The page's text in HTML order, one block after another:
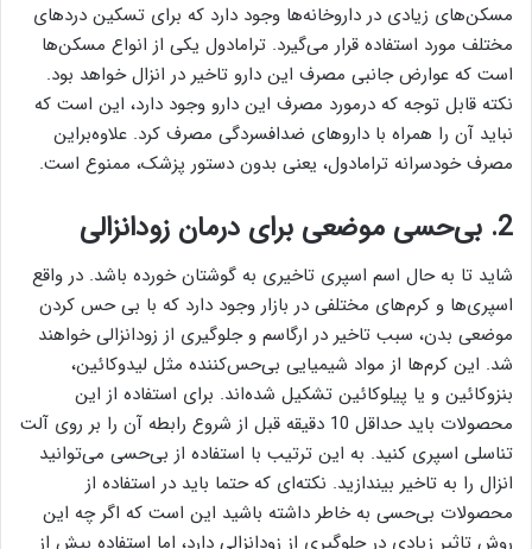
مسکن‌های زیادی در داروخانه‌ها وجود دارد که برای تسکین درد‌های
مختلف مورد استفاده قرار می‌گیرد. ترامادول یکی از انواع مسکن‌ها
است که عوارض جانبی مصرف این دارو تاخیر در انزال خواهد بود.
نکته قابل توجه که درمورد مصرف این دارو وجود دارد، این است که
نباید آن را همراه با دارو‌های ضدافسردگی مصرف کرد. علاوه‌براین
مصرف خودسرانه ترامادول، یعنی بدون دستور پزشک، ممنوع است.
2. بی‌حسی موضعی برای درمان زودانزالی
شاید تا به حال اسم اسپری تاخیری به گوشتان خورده باشد. در واقع
اسپری‌ها و کرم‌های مختلفی در بازار وجود دارد که با بی حس کردن
موضعی بدن، سبب تاخیر در ارگاسم و جلو‌گیری از زودانزالی خواهند
شد. این کرم‌ها از مواد شیمیایی بی‌حس‌کننده مثل لیدوکائین،
بنزوکائین و یا پیلوکائین تشکیل شده‌اند. برای استفاده از این
محصولات باید حداقل 10 دقیقه قبل از شروع رابطه آن را بر روی آلت
تناسلی اسپری کنید. به این ترتیب با استفاده از بی‌حسی می‌توانید
انزال را به تاخیر بیندازید. نکته‌ای که حتما باید در استفاده از
محصولات بی‌حسی به خاطر داشته باشید این است که اگر چه این
روش تاثیر زیادی در جلوگیری از زودانزالی دارد، اما استفاده بیش از